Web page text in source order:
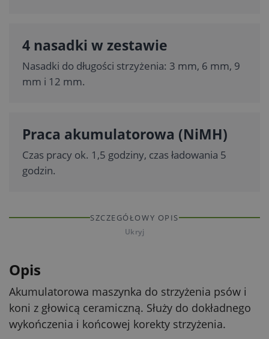
4 nasadki w zestawie
Nasadki do długości strzyżenia: 3 mm, 6 mm, 9
mm i 12 mm.
Praca akumulatorowa (NiMH)
Czas pracy ok. 1,5 godziny, czas ładowania 5
godzin.
SZCZEGÓŁOWY OPIS
Ukryj
Opis
Akumulatorowa maszynka do strzyżenia psów i
koni z głowicą ceramiczną. Służy do dokładnego
wykończenia i końcowej korekty strzyżenia.